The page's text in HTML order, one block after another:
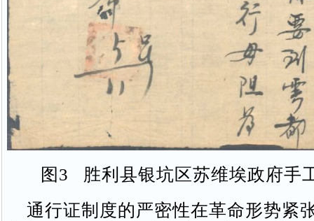
图3 胜利县银坑区苏维埃政府手
通行证制度的严密性在革命形势紧